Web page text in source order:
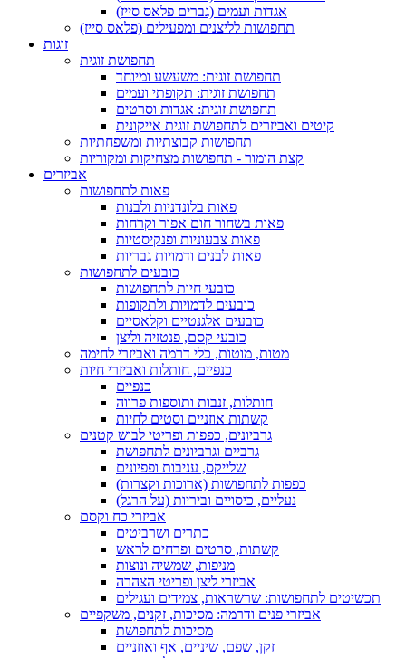
אגדות ועמים (גברים פלאס סייז)
תחפושות לליצנים ומפעילים (פלאס סייז)
זוגות
תחפושת זוגית
תחפושת זוגית: משעשע ומיוחד
תחפושת זוגית: תקופתי ועמים
תחפושת זוגית: אגדות וסרטים
קיטים ואביזרים לתחפושת זוגית אייקונית
תחפושות קבוצתיות ומשפחתיות
קצת הומור - תחפושות מצחיקות ומקוריות
אביזרים
פאות לתחפושות
פאות בלונדניות ולבנות
פאות בשחור חום אפור וקרחות
פאות צבעוניות ופנקיסטיות
פאות לבנים ודמויות גבריות
כובעים לתחפושות
כובעי חיות לתחפושות
כובעים לדמויות ולתקופות
כובעים אלגנטיים וקלאסיים
כובעי קסם, פנטזיה וליצן
מטות, מוטות, כלי דרמה ואביזרי לחימה
כנפיים, חותלות ואביזרי חיות
כנפיים
חותלות, זנבות ותוספות פרווה
קשתות אוזניים וסטים לחיות
גרביונים, כפפות ופריטי לבוש קטנים
גרביים וגרביונים לתחפושת
שלייקס, עניבות ופפיונים
כפפות לתחפושות (ארוכות וקצרות)
נעליים, כיסויים וביריות (על הרגל)
אביזרי כח וקסם
כתרים ושרביטים
קשתות, סרטים ופרחים לראש
מניפות, שמשיה ונוצות
אביזרי ליצן ופריטי הצהרה
תכשיטים לתחפושות: שרשראות, צמידים ועגילים
אביזרי פנים ודרמה: מסיכות, זקנים, משקפיים
מסיכות לתחפושת
זקן, שפם, שיניים, אף ואוזניים